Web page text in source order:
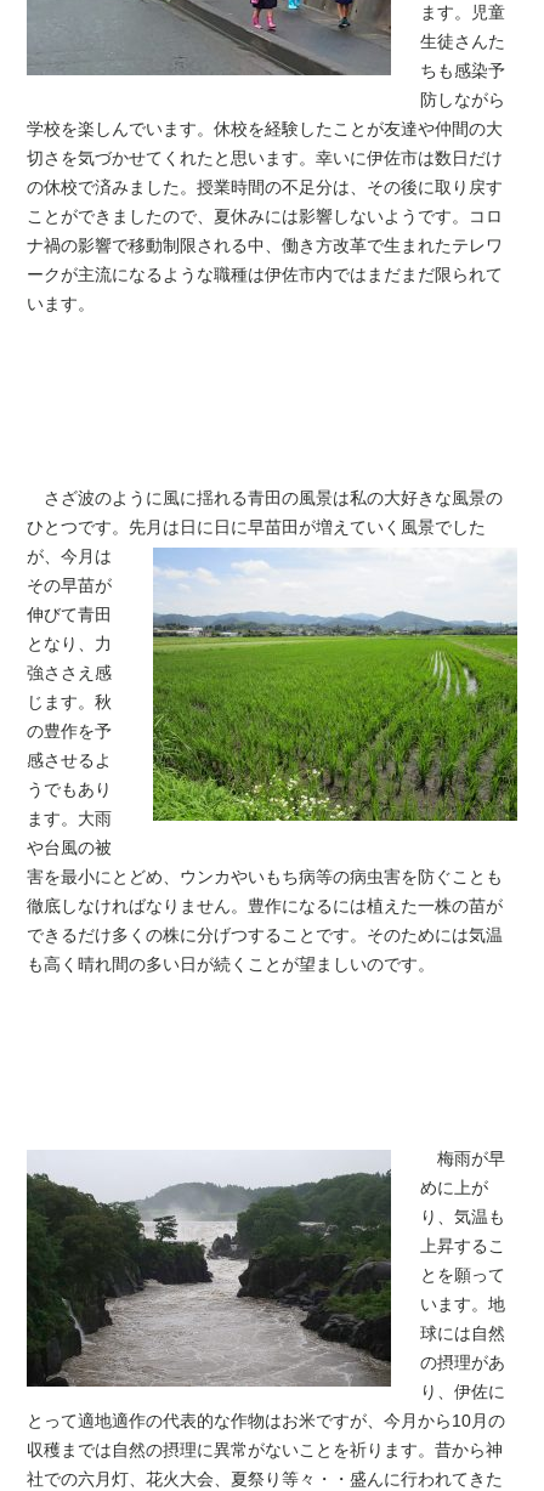
ます。児童
生徒さんた
ちも感染予
防しながら
学校を楽しんでいます。休校を経験したことが友達や仲間の大
切さを気づかせてくれたと思います。幸いに伊佐市は数日だけ
の休校で済みました。授業時間の不足分は、その後に取り戻す
ことができましたので、夏休みには影響しないようです。コロ
ナ禍の影響で移動制限される中、働き方改革で生まれたテレワ
ークが主流になるような職種は伊佐市内ではまだまだ限られて
います。
さざ波のように風に揺れる青田の風景は私の大好きな風景の
ひとつです。先月は日に 日に早苗田が増えていく風景でした
が、今月は
その早苗が
伸びて青田
となり、力
強ささえ感
じます。秋
の豊作を予
感させるよ
うでもあり
ます。大雨
や台風の被
害を最小にとどめ、ウンカやいもち病等の病虫害を防ぐことも
徹底しなければなりません。豊作になるには植えた一株の苗が
できるだけ多くの株に分げつすることです。そのためには気温
も高く晴れ間の多い日が続くことが望ましいのです。
梅雨が早
めに上が
り、気温も
上昇するこ
とを願って
います。地
球には自然
の摂理があ
り、伊佐に
とって適地適作の代表的な作物はお米ですが、今月から10月の
収穫までは自然の摂理に異常がないことを祈ります。昔から神
社での六月灯、花火大会、夏祭り等々・・盛んに行われてきた